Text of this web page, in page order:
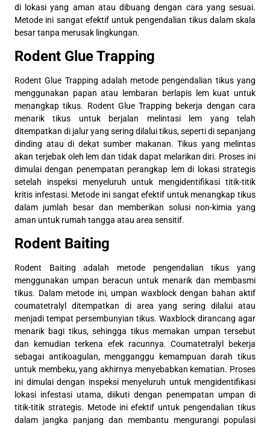
di lokasi yang aman atau dibuang dengan cara yang sesuai.
Metode ini sangat efektif untuk pengendalian tikus dalam skala
besar tanpa merusak lingkungan.
Rodent Glue Trapping
Rodent Glue Trapping adalah metode pengendalian tikus yang
menggunakan papan atau lembaran berlapis lem kuat untuk
menangkap tikus. Rodent Glue Trapping bekerja dengan cara
menarik tikus untuk berjalan melintasi lem yang telah
ditempatkan di jalur yang sering dilalui tikus, seperti di sepanjang
dinding atau di dekat sumber makanan. Tikus yang melintas
akan terjebak oleh lem dan tidak dapat melarikan diri. Proses ini
dimulai dengan penempatan perangkap lem di lokasi strategis
setelah inspeksi menyeluruh untuk mengidentifikasi titik-titik
kritis infestasi. Metode ini sangat efektif untuk menangkap tikus
dalam jumlah besar dan memberikan solusi non-kimia yang
aman untuk rumah tangga atau area sensitif.
Rodent Baiting
Rodent Baiting adalah metode pengendalian tikus yang
menggunakan umpan beracun untuk menarik dan membasmi
tikus. Dalam metode ini, umpan waxblock dengan bahan aktif
coumatetralyl ditempatkan di area yang sering dilalui atau
menjadi tempat persembunyian tikus. Waxblock dirancang agar
menarik bagi tikus, sehingga tikus memakan umpan tersebut
dan kemudian terkena efek racunnya. Coumatetralyl bekerja
sebagai antikoagulan, mengganggu kemampuan darah tikus
untuk membeku, yang akhirnya menyebabkan kematian. Proses
ini dimulai dengan inspeksi menyeluruh untuk mengidentifikasi
lokasi infestasi utama, diikuti dengan penempatan umpan di
titik-titik strategis. Metode ini efektif untuk pengendalian tikus
dalam jangka panjang dan membantu mengurangi populasi